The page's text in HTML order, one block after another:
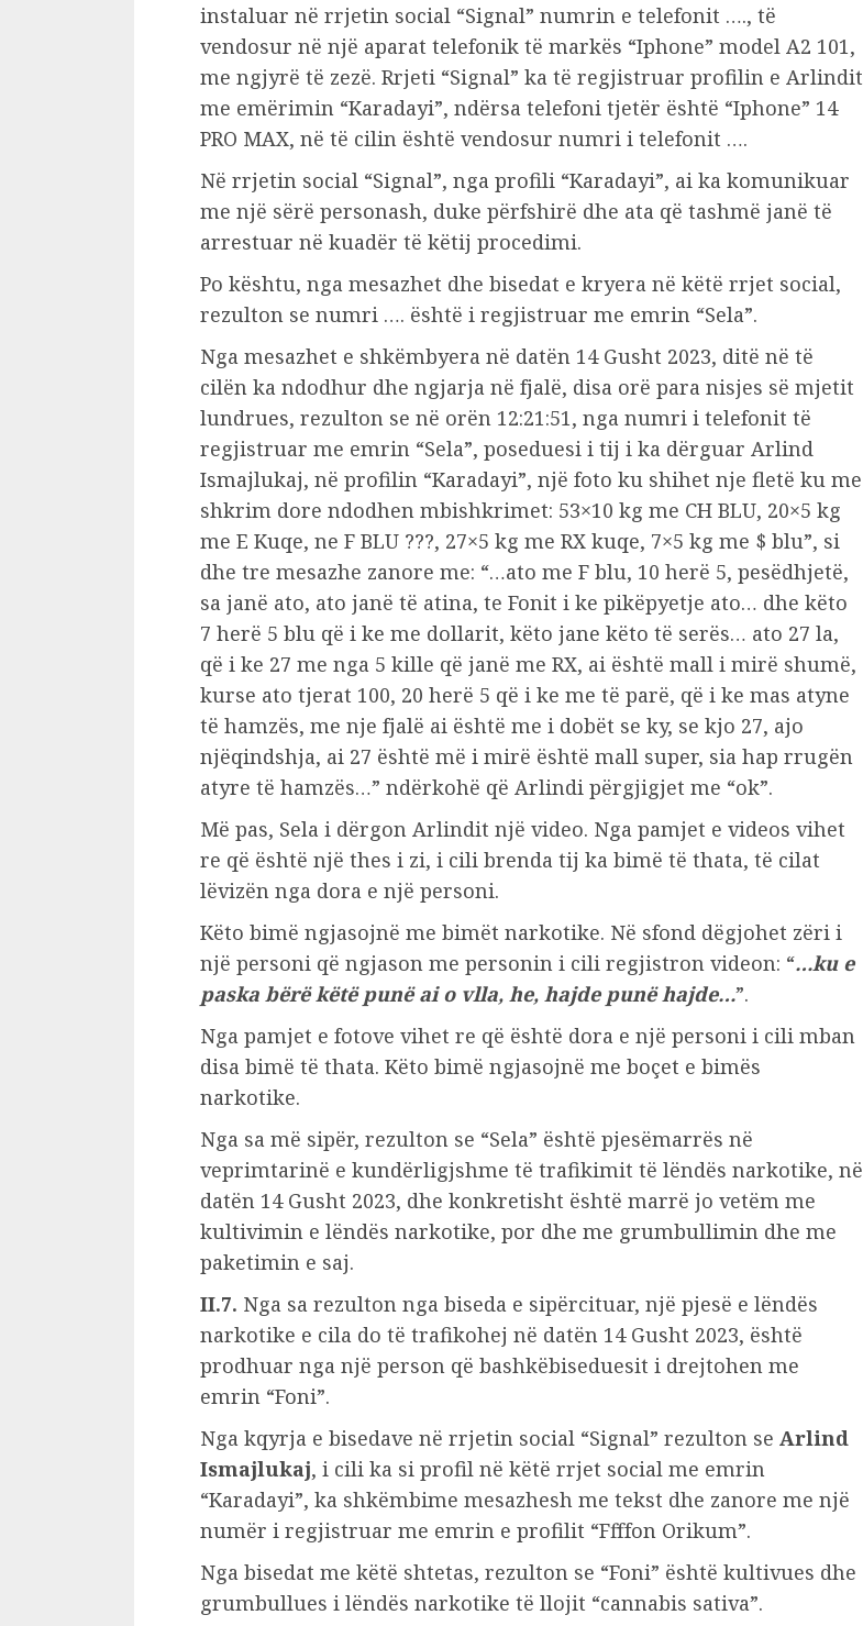
instaluar në rrjetin social “Signal” numrin e telefonit …., të
vendosur në një aparat telefonik të markës “Iphone” model A2 101,
me ngjyrë të zezë. Rrjeti “Signal” ka të regjistruar profilin e Arlindit
me emërimin “Karadayi”, ndërsa telefoni tjetër është “Iphone” 14
PRO MAX, në të cilin është vendosur numri i telefonit ….
Në rrjetin social “Signal”, nga profili “Karadayi”, ai ka komunikuar
me një sërë personash, duke përfshirë dhe ata që tashmë janë të
arrestuar në kuadër të këtij procedimi.
Po kështu, nga mesazhet dhe bisedat e kryera në këtë rrjet social,
rezulton se numri …. është i regjistruar me emrin “Sela”.
Nga mesazhet e shkëmbyera në datën 14 Gusht 2023, ditë në të
cilën ka ndodhur dhe ngjarja në fjalë, disa orë para nisjes së mjetit
lundrues, rezulton se në orën 12:21:51, nga numri i telefonit të
regjistruar me emrin “Sela”, poseduesi i tij i ka dërguar Arlind
Ismajlukaj, në profilin “Karadayi”, një foto ku shihet nje fletë ku me
shkrim dore ndodhen mbishkrimet: 53×10 kg me CH BLU, 20×5 kg
me E Kuqe, ne F BLU ???, 27×5 kg me RX kuqe, 7×5 kg me $ blu”, si
dhe tre mesazhe zanore me: “…ato me F blu, 10 herë 5, pesëdhjetë,
sa janë ato, ato janë të atina, te Fonit i ke pikëpyetje ato… dhe këto
7 herë 5 blu që i ke me dollarit, këto jane këto të serës… ato 27 la,
që i ke 27 me nga 5 kille që janë me RX, ai është mall i mirë shumë,
kurse ato tjerat 100, 20 herë 5 që i ke me të parë, që i ke mas atyne
të hamzës, me nje fjalë ai është me i dobët se ky, se kjo 27, ajo
njëqindshja, ai 27 është më i mirë është mall super, sia hap rrugën
atyre të hamzës…” ndërkohë që Arlindi përgjigjet me “ok”.
Më pas, Sela i dërgon Arlindit një video. Nga pamjet e videos vihet
re që është një thes i zi, i cili brenda tij ka bimë të thata, të cilat
lëvizën nga dora e një personi.
Këto bimë ngjasojnë me bimët narkotike. Në sfond dëgjohet zëri i
një personi që ngjason me personin i cili regjistron videon: “…ku e
paska bërë këtë punë ai o vlla, he, hajde punë hajde…”.
Nga pamjet e fotove vihet re që është dora e një personi i cili mban
disa bimë të thata. Këto bimë ngjasojnë me boçet e bimës
narkotike.
Nga sa më sipër, rezulton se “Sela” është pjesëmarrës në
veprimtarinë e kundërligjshme të trafikimit të lëndës narkotike, në
datën 14 Gusht 2023, dhe konkretisht është marrë jo vetëm me
kultivimin e lëndës narkotike, por dhe me grumbullimin dhe me
paketimin e saj.
II.7. Nga sa rezulton nga biseda e sipërcituar, një pjesë e lëndës
narkotike e cila do të trafikohej në datën 14 Gusht 2023, është
prodhuar nga një person që bashkëbiseduesit i drejtohen me
emrin “Foni”.
Nga kqyrja e bisedave në rrjetin social “Signal” rezulton se Arlind
Ismajlukaj, i cili ka si profil në këtë rrjet social me emrin
“Karadayi”, ka shkëmbime mesazhesh me tekst dhe zanore me një
numër i regjistruar me emrin e profilit “Ffffon Orikum”.
Nga bisedat me këtë shtetas, rezulton se “Foni” është kultivues dhe
grumbullues i lëndës narkotike të llojit “cannabis sativa”.